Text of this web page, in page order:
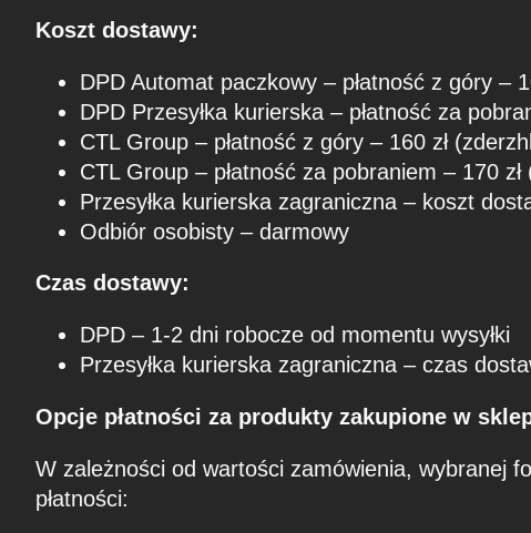
Koszt dostawy:
DPD Automat paczkowy – płatność z góry –
DPD Przesyłka kurierska – płatność za
CTL Group – płatność z góry – 160 zł
CTL Group – płatność za pobraniem – 170
Przesyłka kurierska zagraniczna – koszt
Odbiór osobisty – darmowy
Czas dostawy:
DPD – 1-2 dni robocze od momentu wysyłki
Przesyłka kurierska zagraniczna – czas
Opcje płatności za produkty zakupione w
W zależności od wartości zamówienia, wybranej
płatności: